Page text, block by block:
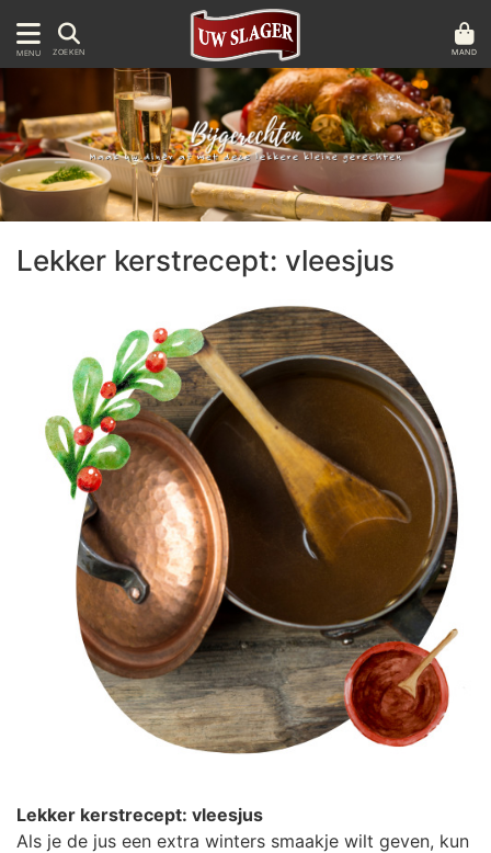
MENU ZOEKEN MAND
Lekker kerstrecept: vleesjus
Lekker kerstrecept: vleesjus
Als je de jus een extra winters smaakje wilt geven, kun